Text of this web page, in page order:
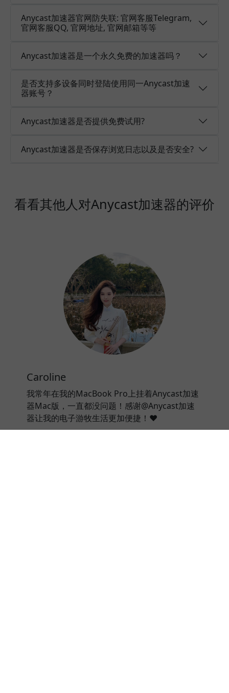
Anycast加速器官网防失联: 官网客服Telegram,
官网客服QQ, 官网地址, 官网邮箱等等
Anycast加速器是一个永久免费的加速器吗？
是否支持多设备同时登陆使用同一Anycast加速
器账号？
Anycast加速器是否提供免费试用?
Anycast加速器是否保存浏览日志以及是否安全?
看看其他人对Anycast加速器的评价
Caroline
我常年在我的MacBook Pro上挂着Anycast加速
器Mac版，一直都没问题！感谢@Anycast加速
器让我的电子游牧生活更加便捷！❤️